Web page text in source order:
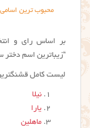
محبوب ترین
بر اساس رای و
“زیباترین اسم دختر
لیست کامل قشنگترین
نیلا
یارا
ماهلین